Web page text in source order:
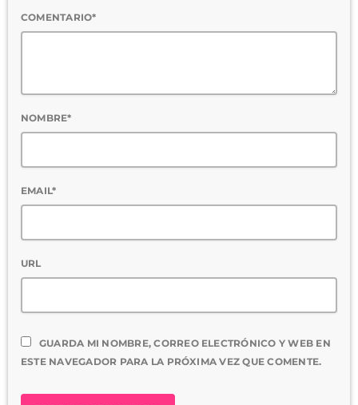
COMENTARIO*
NOMBRE*
EMAIL*
URL
GUARDA MI NOMBRE, CORREO ELECTRÓNICO Y WEB EN
ESTE NAVEGADOR PARA LA PRÓXIMA VEZ QUE COMENTE.